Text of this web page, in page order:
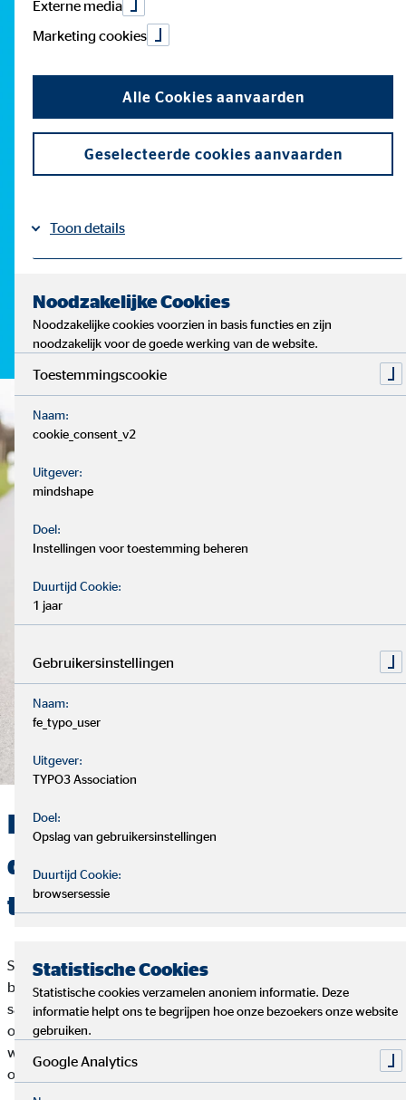
De kern van onze
dienstverlening is een sterk
team
Stephan Maurer houdt van zijn job en koestert deze. Het
belangrijkste voor hem en zijn team is daarbij de
samenhorigheidsgedachte: samen aan visies werken, eerlijk en
openhartig met elkaar omgaan, elke persoonlijkheid en cultuur
welkom heten. Want een sterk team legt de basis voor de
optimale advisering van onze klanten.
Externe media
Marketing cookies
Alle Cookies aanvaarden
Geselecteerde cookies aanvaarden
Toon details
Noodzakelijke Cookies
Noodzakelijke cookies voorzien in basis functies en zijn
noodzakelijk voor de goede werking van de website.
Toestemmingscookie
Naam:
cookie_consent_v2
Uitgever:
mindshape
Doel:
Instellingen voor toestemming beheren
Duurtijd Cookie:
1 jaar
Gebruikersinstellingen
Naam:
fe_typo_user
Uitgever:
TYPO3 Association
Doel:
Opslag van gebruikersinstellingen
Duurtijd Cookie:
browsersessie
Statistische Cookies
Statistische cookies verzamelen anoniem informatie. Deze
informatie helpt ons te begrijpen hoe onze bezoekers onze website
gebruiken.
Google Analytics